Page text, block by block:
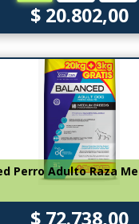
$ 20.802,00
Perro Adulto Raza
$ 72.738,00